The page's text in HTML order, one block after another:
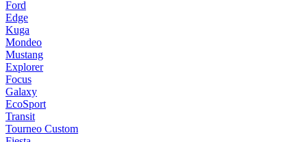
Ford
Edge
Kuga
Mondeo
Mustang
Explorer
Focus
Galaxy
EcoSport
Transit
Tourneo Custom